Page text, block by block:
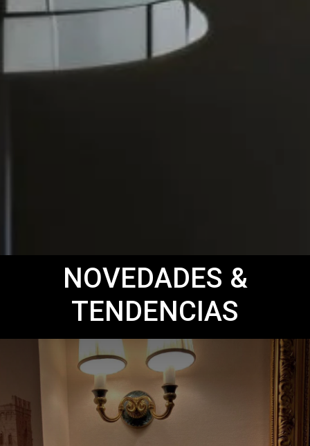
NOVEDADES &
TENDENCIAS